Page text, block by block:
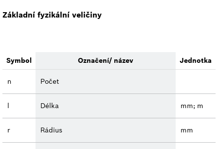
Základní fyzikální veličiny
Symbol Označení/ název Jednotka
n Počet
Délka mm; m
r Rádius mm